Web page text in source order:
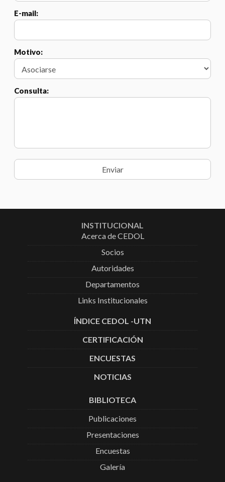
E-mail:
Motivo:
Consulta:
INSTITUCIONAL
Acerca de CEDOL
Socios
Autoridades
Departamentos
Links Institucionales
ÍNDICE CEDOL -UTN
CERTIFICACIÓN
ENCUESTAS
NOTICIAS
BIBLIOTECA
Publicaciones
Presentaciones
Encuestas
Galería